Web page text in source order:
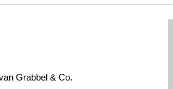
Grabbel & Co.